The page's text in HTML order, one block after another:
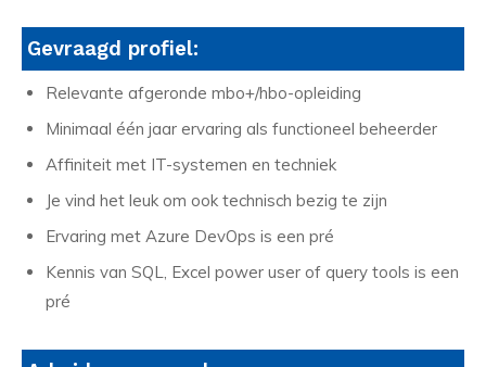
Gevraagd profiel:
Relevante afgeronde mbo+/hbo-opleiding
Minimaal één jaar ervaring als functioneel beheerder
Affiniteit met IT-systemen en techniek
Je vind het leuk om ook technisch bezig te zijn
Ervaring met Azure DevOps is een pré
Kennis van SQL, Excel power user of query tools is een
pré